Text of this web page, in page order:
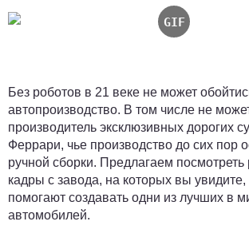
Без роботов в 21 веке не может
автопроизводство. В том числе не
производитель эксклюзивных дорогих
Феррари, чье производство до сих пор
ручной сборки. Предлагаем посмотреть
кадры с завода, на которых вы увидите,
помогают создавать одни из лучших в
автомобилей.